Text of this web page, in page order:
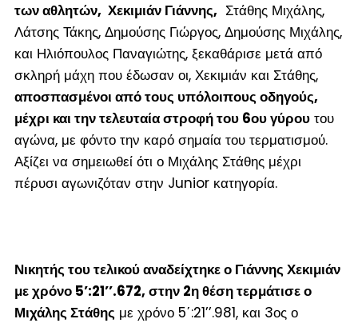
των αθλητών, Χεκιμιάν Γιάννης, Στάθης Μιχάλης,
Λάτσης Τάκης, Δημούσης Γιώργος, Δημούσης Μιχάλης,
και Ηλιόπουλος Παναγιώτης, ξεκαθάρισε μετά από
σκληρή μάχη που έδωσαν οι, Χεκιμιάν και Στάθης,
αποσπασμένοι από τους υπόλοιπους οδηγούς,
μέχρι και την τελευταία στροφή του 6ουγύρουτου
αγώνα, με φόντο την καρό σημαία του τερματισμού.
Αξίζει να σημειωθεί ότι ο Μιχάλης Στάθης μέχρι
πέρυσι αγωνιζόταν στην Junior κατηγορία.
Νικητής του τελικού αναδείχτηκε ο Γιάννης Χεκιμιάν
με χρόνο 5’:21’’.672, στην 2ηθέση τερμάτισε ο
Μιχάλης Στάθηςμε χρόνο 5΄:21’’.981, και 3οςο